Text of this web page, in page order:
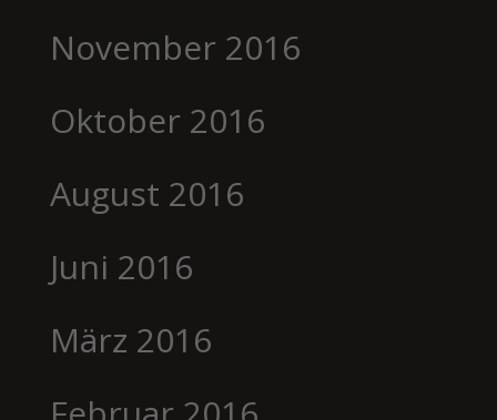
November 2016
Oktober 2016
August 2016
Juni 2016
März 2016